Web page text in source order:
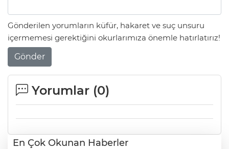
Gönderilen yorumların küfür, hakaret ve suç unsuru
içermemesi gerektiğini okurlarımıza önemle hatırlatırız!
Gönder
Yorumlar (0)
En Çok Okunan Haberler